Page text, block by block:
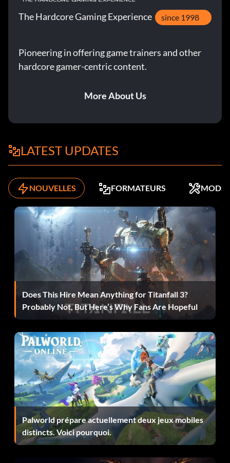
The Hardcore Gaming Experience since 1998
Pioneering in offering game trainers and other
hardcore gamer-centric content.
More About Us
LATEST UPDATES
NOUVELLES FORMATEURS MODS
Does This Hire Mean Anything for Titanfall 3?
Probably Not, But Here’s Why Fans Are Hopeful
Palworld prépare actuellement deux jeux mobiles
distincts. Voici pourquoi.